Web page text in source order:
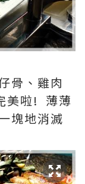
骨、雞肉
美啦! 薄薄
塊地消滅